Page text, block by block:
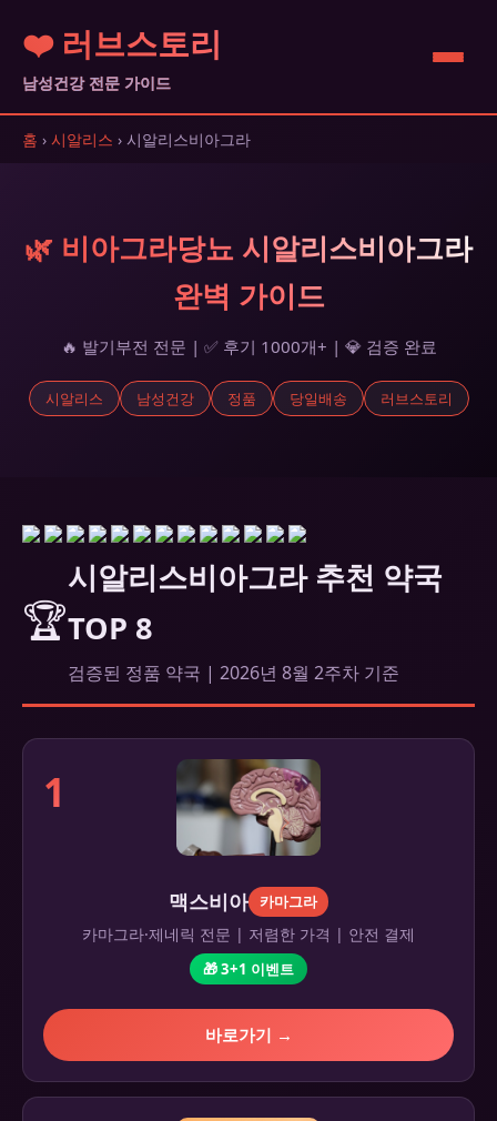
❤️ 러브스토리
남성건강 전문 가이드
홈 › 시알리스 › 시알리스비아그라
🌿 비아그라당뇨 시알리스비아그라
완벽 가이드
🔥 발기부전 전문 | ✅ 후기 1000개+ | 💎 검증 완료
시알리스 남성건강 정품 당일배송 러브스토리
🏆
시알리스비아그라 추천 약국
TOP 8
검증된 정품 약국 | 2026년 8월 2주차 기준
1
맥스비아 카마그라
카마그라·제네릭 전문 | 저렴한 가격 | 안전 결제
🎁 3+1 이벤트
바로가기 →